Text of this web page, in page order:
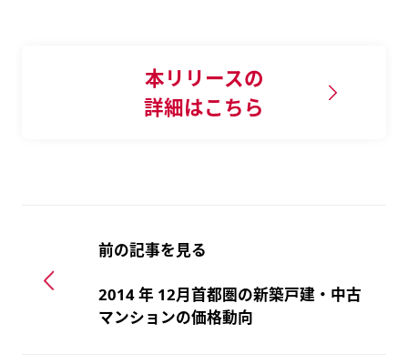
本リリースの
詳細はこちら
前の記事を見る
2014 年 12月首都圏の新築戸建・中古
マンションの価格動向